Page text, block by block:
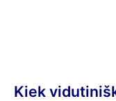
Kiek